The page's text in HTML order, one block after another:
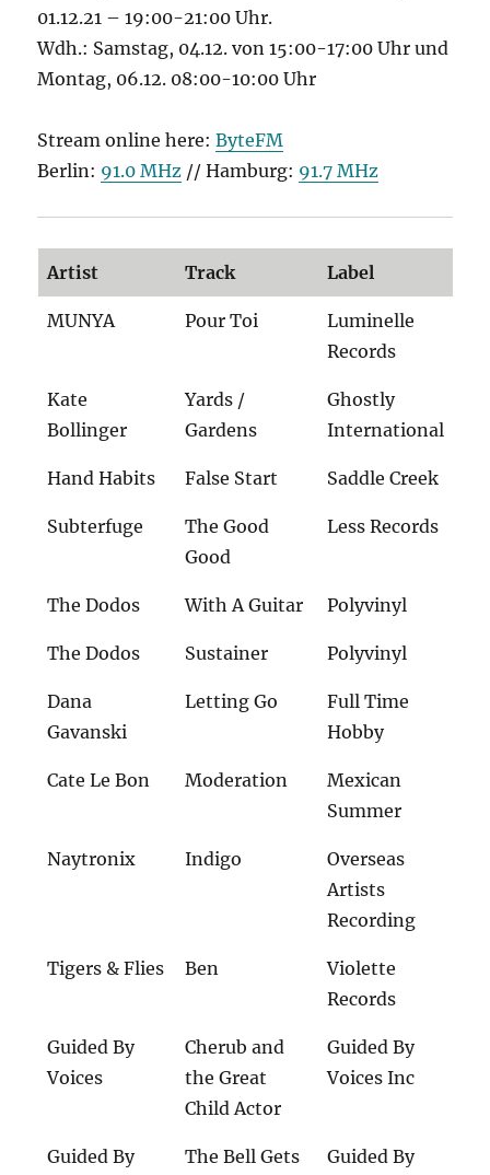
01.12.21 – 19:00-21:00 Uhr.
Wdh.: Samstag, 04.12. von 15:00-17:00 Uhr und
Montag, 06.12. 08:00-10:00 Uhr
Stream online here:ByteFM
Berlin: 91.0 MHz // Hamburg: 91.7 MHz
Artist Track Label
MUNYA Pour Toi
Luminelle
Records
Kate
Bollinger
Yards /
Gardens
Ghostly
International
Hand Habits False Start Saddle Creek
Subterfuge
The Good
Good
Less Records
The Dodos With A Guitar Polyvinyl
The Dodos Sustainer Polyvinyl
Dana
Gavanski
Letting Go
Full Time
Hobby
Cate Le Bon Moderation
Mexican
Summer
Naytronix Indigo
Overseas
Artists
Recording
Tigers & Flies Ben
Violette
Records
Guided By
Voices
Cherub and
the Great
Child Actor
Guided By
Voices Inc
Guided By
The Bell Gets
Guided By